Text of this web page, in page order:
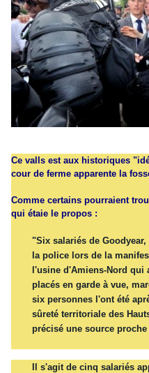
Ce valls est aux historiques
cour de ferme apparente la
Comme certains pourraient
qui étaie le propos :
"Six salariés de
la police lors de la
l'usine d'Amiens-Nord qui
placés en garde à vue,
six personnes l'ont été
sûreté territoriale des
précisé une source
Il s'agit de cinq salariés